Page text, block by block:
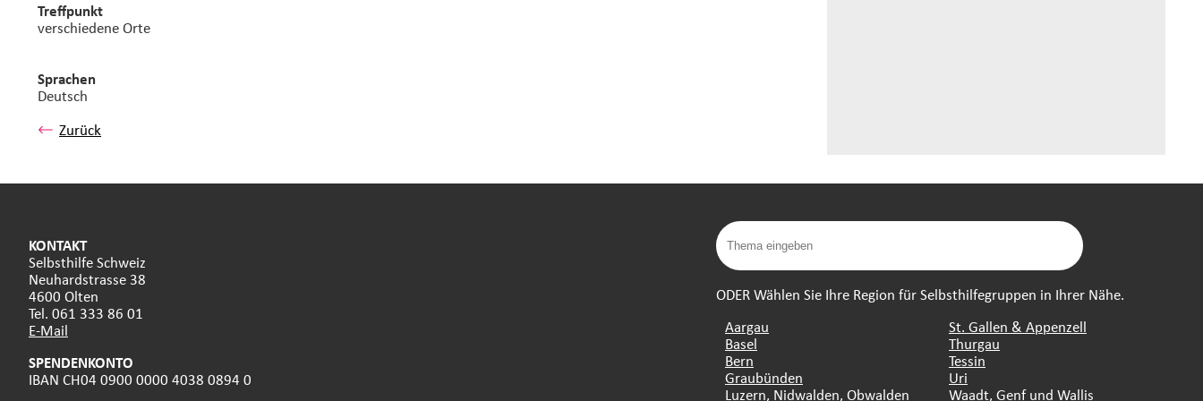
Treffpunkt
verschiedene Orte
Sprachen
Deutsch
Zurück
KONTAKT
Selbsthilfe Schweiz
Neuhardstrasse 38
4600 Olten
Tel. 061 333 86 01
E-Mail
SPENDENKONTO
IBAN CH04 0900 0000 4038 0894 0
ODER Wählen Sie Ihre Region für Selbsthilfegruppen in Ihrer Nähe.
Aargau
Basel
Bern
Graubünden
Luzern, Nidwalden, Obwalden
St. Gallen & Appenzell
Thurgau
Tessin
Uri
Waadt, Genf und Wallis